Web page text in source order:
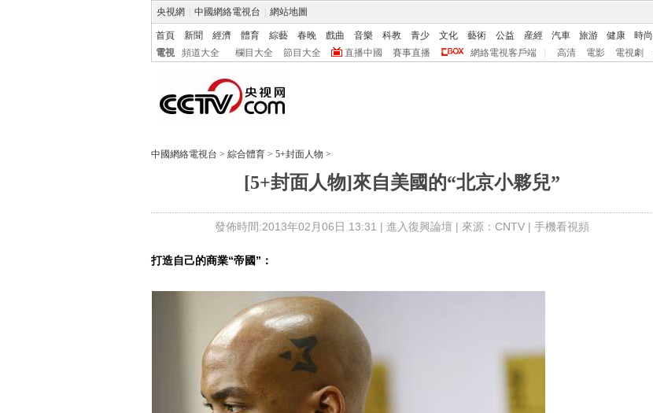
央視網 中國網絡電視台 網站地圖
首頁 新聞 經濟 體育 綜藝 春晚 戲曲 音樂 科教 青少 文化 藝術 公益 産經 汽車 旅游 健康 時尚
電視
頻道大全 欄目大全 節目大全 直播中國 賽事直播 網絡電視客戶端 高清 電影 電視劇
中國網絡電視台 > 綜合體育 > 5+封面人物 >
[5+封面人物]來自美國的“北京小夥兒”
發佈時間:2013年02月06日 13:31 | 進入復興論壇 | 來源：CNTV | 手機看視頻
打造自己的商業“帝國”：